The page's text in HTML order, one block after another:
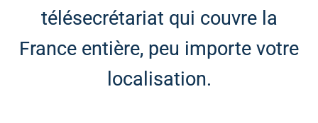
télésecrétariat qui couvre la
France entière, peu importe votre
localisation.